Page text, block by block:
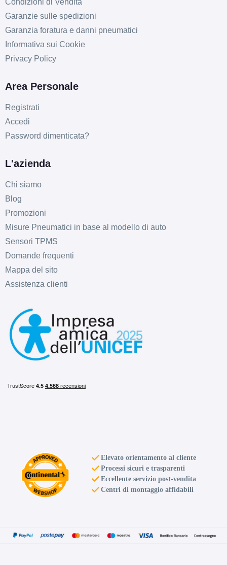
Condizioni di Vendita
Garanzie sulle spedizioni
Garanzia foratura e danni pneumatici
Informativa sui Cookie
Privacy Policy
Area Personale
Registrati
Accedi
Password dimenticata?
L'azienda
Chi siamo
Blog
Promozioni
Misure Pneumatici in base al modello di auto
Sensori TPMS
Domande frequenti
Mappa del sito
Assistenza clienti
Elevato orientamento al cliente
Processi sicuri e trasparenti
Eccellente servizio post-vendita
Centri di montaggio affidabili